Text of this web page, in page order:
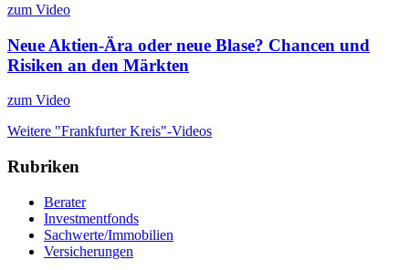
zum Video
Neue Aktien-Ära oder neue Blase? Chancen und
Risiken an den Märkten
zum Video
Weitere "Frankfurter Kreis"-Videos
Rubriken
Berater
Investmentfonds
Sachwerte/Immobilien
Versicherungen